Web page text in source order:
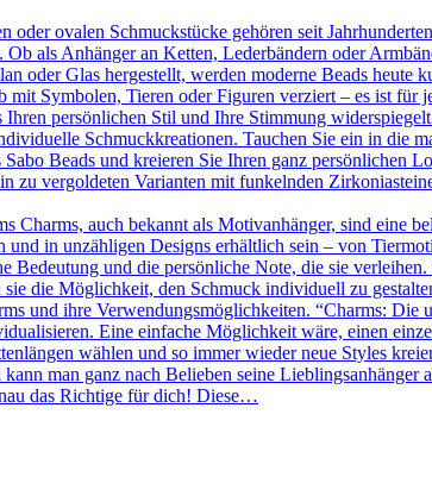
ovalen Schmuckstücke gehören seit
als Anhänger an Ketten, Lederbändern oder
Glas hergestellt, werden moderne Beads heute
Symbolen, Tieren oder Figuren verziert – es ist für
persönlichen Stil und Ihre Stimmung
Schmuckkreationen. Tauchen Sie ein in die
Beads und kreieren Sie Ihren ganz persönlichen
zu vergoldeten Varianten mit funkelnden
auch bekannt als Motivanhänger, sind eine
in unzähligen Designs erhältlich sein – von
Bedeutung und die persönliche Note, die sie
die Möglichkeit, den Schmuck individuell zu
und ihre Verwendungsmöglichkeiten. “Charms:
Eine einfache Möglichkeit wäre, einen
wählen und so immer wieder neue Styles
man ganz nach Belieben seine Lieblingsanhänger
das Richtige für dich! Diese…